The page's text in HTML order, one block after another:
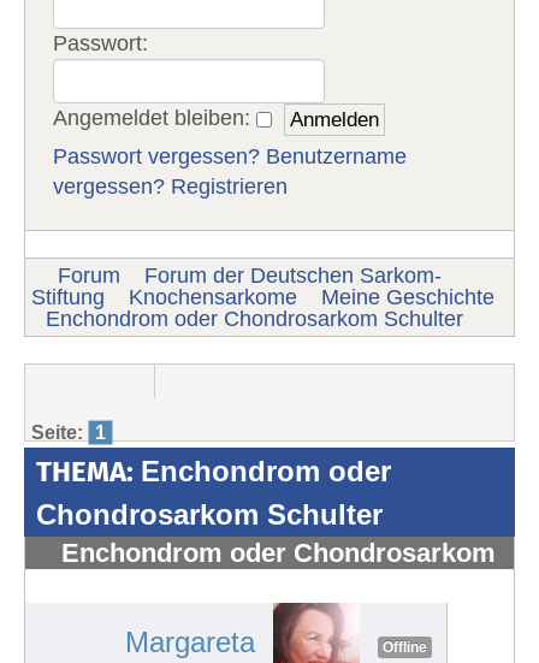
Passwort:
Angemeldet bleiben:
Passwort vergessen? Benutzername
vergessen? Registrieren
Forum
Forum der Deutschen Sarkom-
Stiftung
Knochensarkome
Meine Geschichte
Enchondrom oder Chondrosarkom Schulter
Seite: 1
THEMA: Enchondrom oder
Chondrosarkom Schulter
Enchondrom oder Chondrosarkom
Margareta Offline